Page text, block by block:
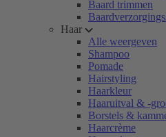
Baard trimmen
Haar
Alle weergeven
Shampoo
Pomade
Hairstyling
Haarkleur
Haaruitval & -
Borstels &
Haarcrème